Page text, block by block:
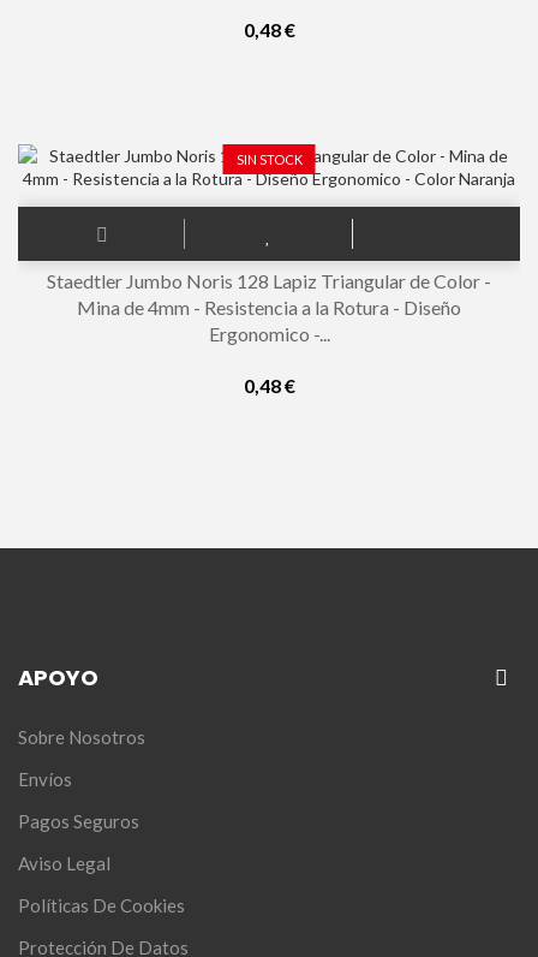
0,48 €
SIN STOCK
Staedtler Jumbo Noris 128 Lapiz Triangular de Color -
Mina de 4mm - Resistencia a la Rotura - Diseño
Ergonomico -...
0,48 €
APOYO
Sobre Nosotros
Envíos
Pagos Seguros
Aviso Legal
Políticas De Cookies
Protección De Datos